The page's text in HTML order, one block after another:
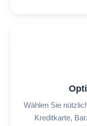
Wählen Sie
Kreditkarte,